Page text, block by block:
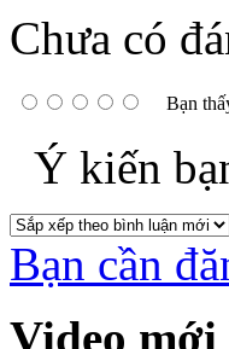
Chưa có
Bạn
Ý kiến
Bạn cần
Video mới